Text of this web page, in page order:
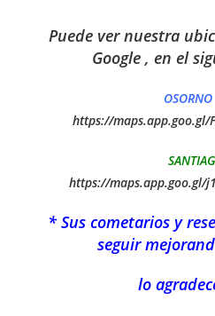
Puede ver nuestra
Google , en el
https://maps.app.goo.gl/
https://maps.app.goo.gl/
* Sus cometarios y
seguir
lo